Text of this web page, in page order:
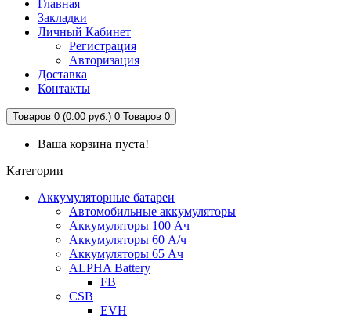
Главная
Закладки
Личный Кабинет
Регистрация
Авторизация
Доставка
Контакты
Товаров 0 (0.00 руб.) 0 Товаров 0
Ваша корзина пуста!
Категории
Аккумуляторные батареи
Автомобильные аккумуляторы
Аккумуляторы 100 Ач
Аккумуляторы 60 А/ч
Аккумуляторы 65 Ач
ALPHA Battery
FB
CSB
EVH